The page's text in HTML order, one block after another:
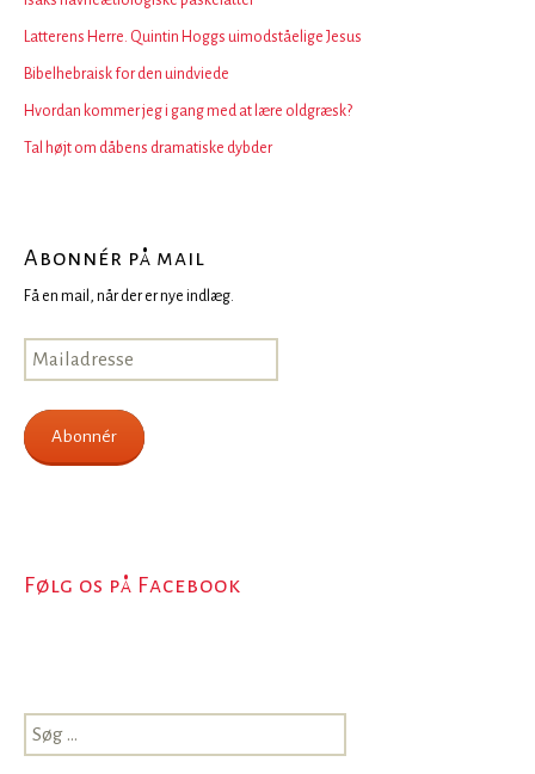
Latterens Herre. Quintin Hoggs uimodståelige Jesus
Bibelhebraisk for den uindviede
Hvordan kommer jeg i gang med at lære oldgræsk?
Tal højt om dåbens dramatiske dybder
Abonnér på mail
Få en mail, når der er nye indlæg.
Mailadresse
Abonnér
Følg os på Facebook
Søg
efter: